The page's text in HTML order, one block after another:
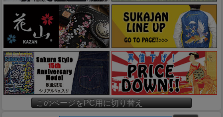
このページをPC用に切り替え